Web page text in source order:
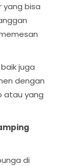
yang bisa
juga
dengan
atau yang
di